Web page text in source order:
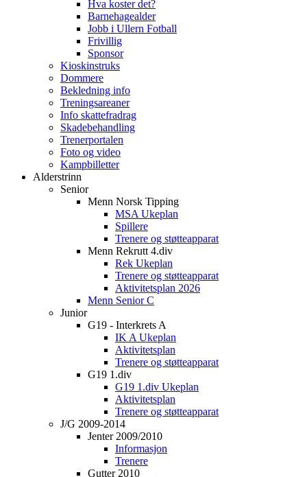
Hva koster det?
Barnehagealder
Jobb i Ullern Fotball
Frivillig
Sponsor
Kioskinstruks
Dommere
Bekledning info
Treningsareaner
Info skattefradrag
Skadebehandling
Trenerportalen
Foto og video
Kampbilletter
Alderstrinn
Senior
Menn Norsk Tipping
MSA Ukeplan
Spillere
Trenere og støtteapparat
Menn Rekrutt 4.div
Rek Ukeplan
Trenere og støtteapparat
Aktivitetsplan 2026
Menn Senior C
Junior
G19 - Interkrets A
IK A Ukeplan
Aktivitetsplan
Trenere og støtteapparat
G19 1.div
G19 1.div Ukeplan
Aktivitetsplan
Trenere og støtteapparat
J/G 2009-2014
Jenter 2009/2010
Informasjon
Trenere
Gutter 2010